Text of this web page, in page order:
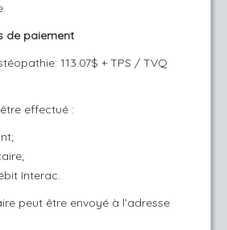
de paiement
113.07$ + TPS / TVQ
effectué :
Interac.
peut être envoyé à l’adresse